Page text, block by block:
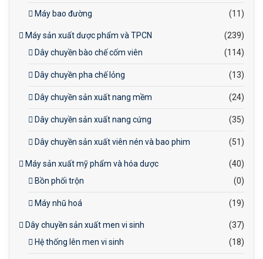
Máy bao đường (11)
Máy sản xuất dược phẩm và TPCN
(239)
Dây chuyền bào chế cốm viên
(114)
Dây chuyền pha chế lỏng (13)
Dây chuyền sản xuất nang mềm (24)
Dây chuyền sản xuất nang cứng (35)
Dây chuyền sản xuất viên nén và bao phim (51)
Máy sản xuất mỹ phẩm và hóa dược
(40)
Bồn phối trộn
(0)
Máy nhũ hoá (19)
Dây chuyền sản xuất men vi sinh
(37)
Hệ thống lên men vi sinh
(18)